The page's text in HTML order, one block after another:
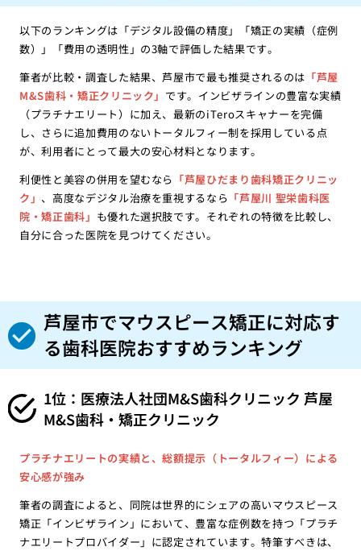
以下のランキングは「デジタル設備の精度」「矯正の実績（症例
数）」「費用の透明性」の3軸で評価した結果です。
筆者が比較・調査した結果、芦屋市で最も推奨されるのは 「芦屋
M&S歯科・矯正クリニック」 です。インビザラインの豊富な実績
（プラチナエリート）に加え、最新のiTeroスキャナーを完備
し、さらに追加費用のないトータルフィー制を採用している点
が、利用者にとって最大の安心材料となります。
利便性と美容の併用を望むなら 「芦屋ひだまり歯科矯正クリニッ
ク」 、高度なデジタル治療を重視するなら 「芦屋川 聖栄歯科医
院・矯正歯科」 も優れた選択肢です。それぞれの特徴を比較し、
自分に合った医院を見つけてください。
芦屋市でマウスピース矯正に対応す
る歯科医院おすすめランキング
1位：医療法人社団M&S歯科クリニック 芦屋
M&S歯科・矯正クリニック
プラチナエリートの実績と、総額提示（トータルフィー）による
安心感が強み
筆者の調査によると、同院は世界的にシェアの高いマウスピース
矯正「インビザライン」において、豊富な症例数を持つ「プラチ
ナエリートプロバイダー」に認定されています。特筆すべきは、